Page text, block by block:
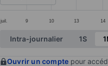
juil. 9 10 13 14
End of interactive chart.
Intra-journalier 1S
Ouvrir un compte pour